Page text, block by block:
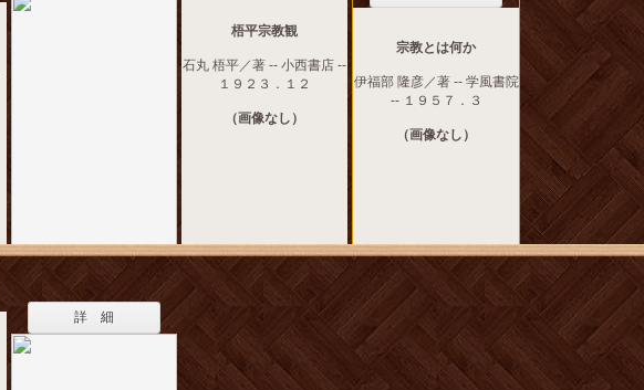
梧平宗教観
石丸 梧平／著 -- 小西書店 --
１９２３．１２
（画像なし）
宗教とは何か
伊福部 隆彦／著 -- 学風書院
-- １９５７．３
（画像なし）
詳 細